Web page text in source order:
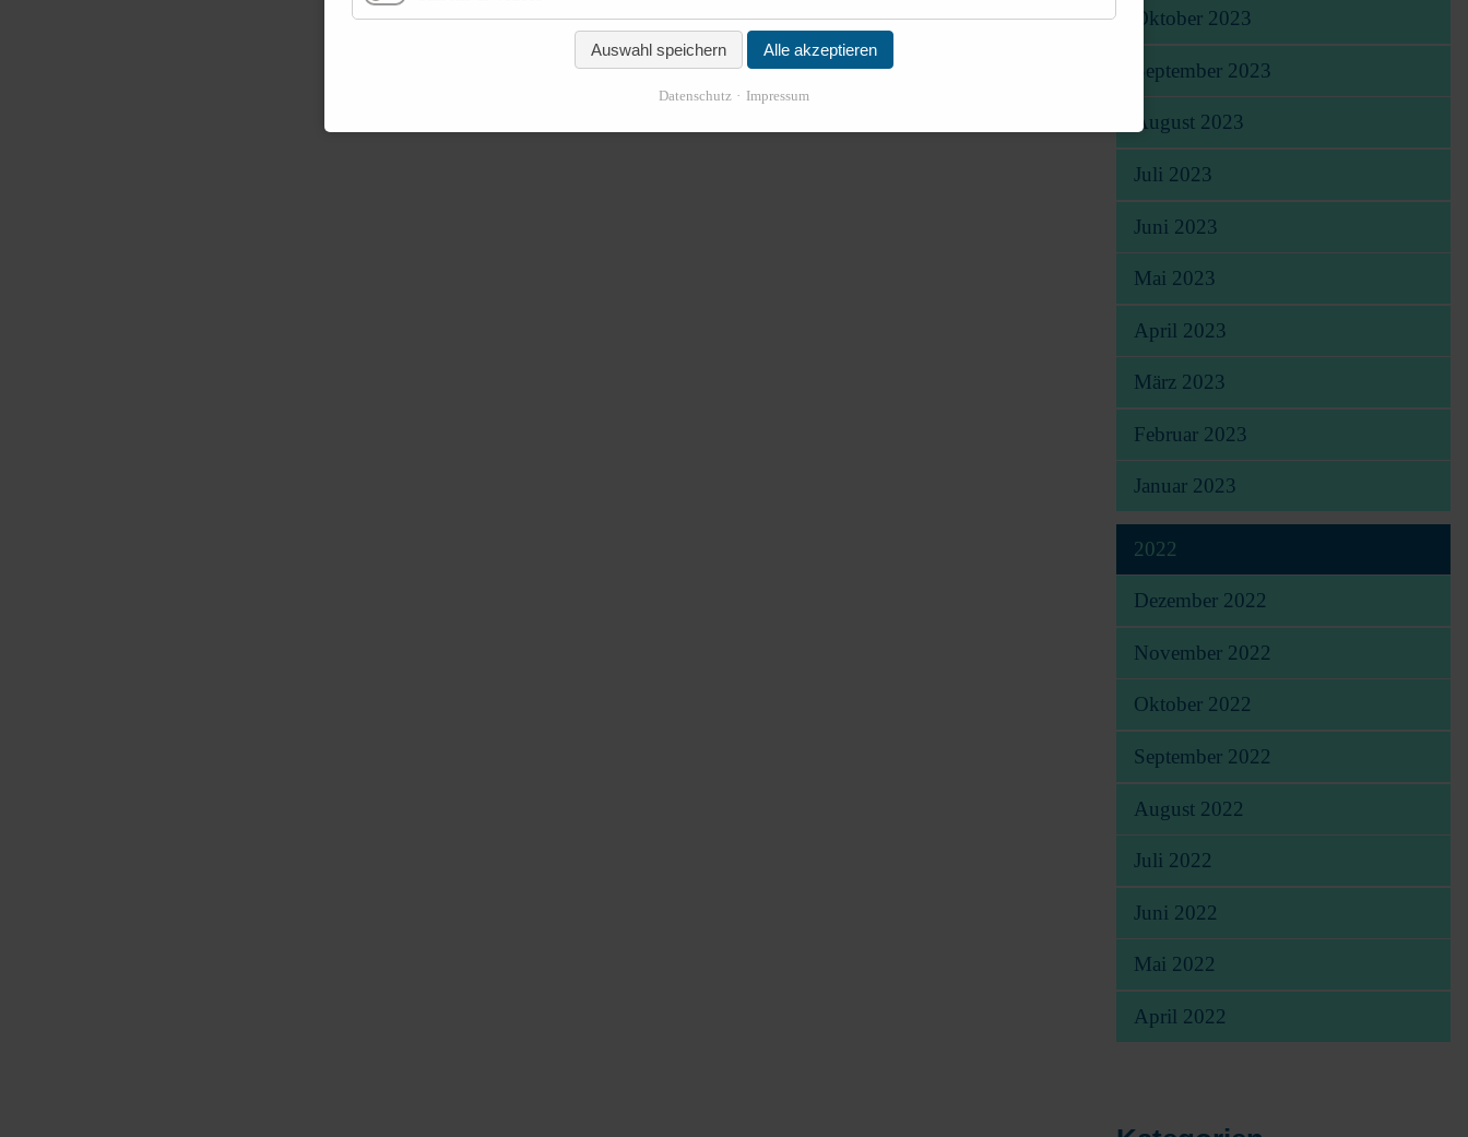
Oktober 2023
September 2023
August 2023
Juli 2023
Juni 2023
Mai 2023
April 2023
März 2023
Februar 2023
Januar 2023
2022
Dezember 2022
November 2022
Oktober 2022
September 2022
August 2022
Juli 2022
Juni 2022
Mai 2022
April 2022
Auswahl speichern Alle akzeptieren
Datenschutz Impressum